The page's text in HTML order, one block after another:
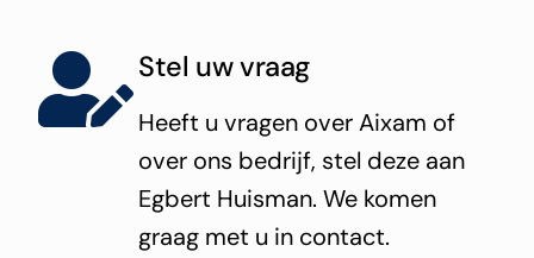
Stel uw vraag
Heeft u vragen over Aixam of
over ons bedrijf, stel deze aan
Egbert Huisman. We komen
graag met u in contact.